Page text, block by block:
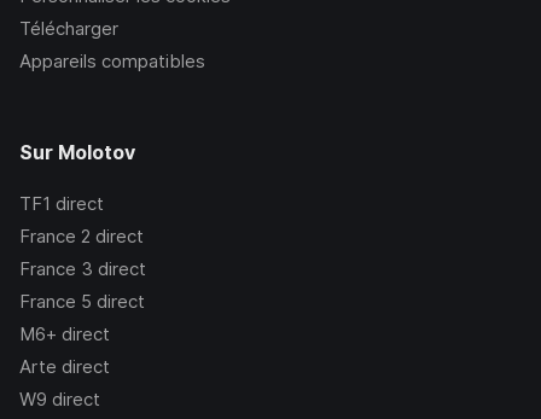
Télécharger
Appareils compatibles
Sur Molotov
TF1 direct
France 2 direct
France 3 direct
France 5 direct
M6+ direct
Arte direct
W9 direct